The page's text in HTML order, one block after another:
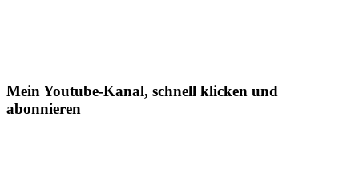
Mein Youtube-Kanal, schnell klicken und
abonnieren